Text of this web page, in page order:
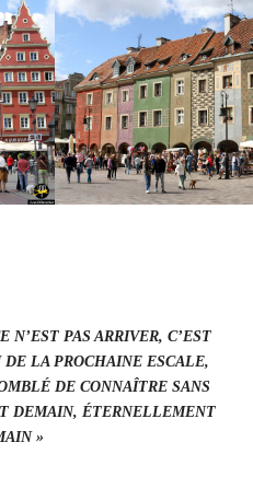
N’EST PAS ARRIVER, C’EST
DE LA PROCHAINE ESCALE,
DE CONNAÎTRE SANS
DEMAIN, ÉTERNELLEMENT
»